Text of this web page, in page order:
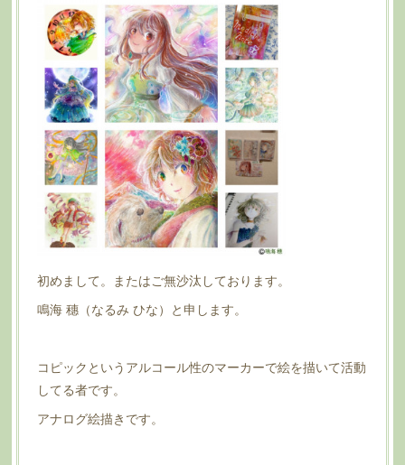
初めまして。またはご無沙汰しております。
鳴海 穗（なるみ ひな）と申します。
コピックというアルコール性のマーカーで絵を描いて活動
してる者です。
アナログ絵描きです。